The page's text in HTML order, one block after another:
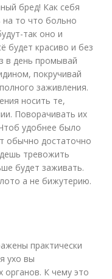
бред! Как себя
на то что больно
так оно и
будет красиво и без
в день промывай
покручивай
заживления.
носить те,
Поворачивать их
удобнее было
обычно достаточно
тревожить
будет заживать.
а не бижутерию.
практически
ухо вы
органов. К чему это